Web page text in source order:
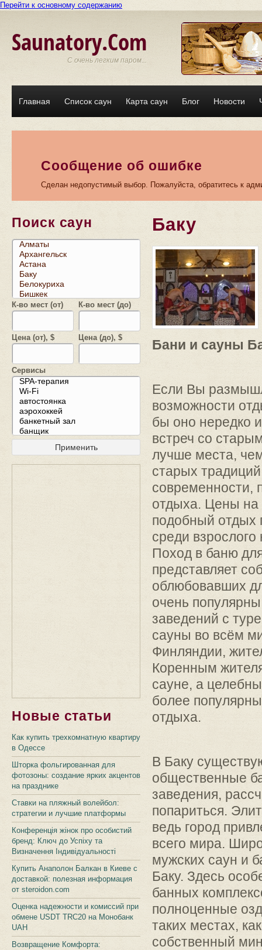
Перейти к основному содержанию
Saunatory.Com
С очень легким паром...
Главная Список саун Карта саун Блог Новости
Сообщение об ошибке
Сделан недопустимый выбор. Пожалуйста, обратитесь к
Поиск саун
К-во мест (от) К-во мест (до)
Цена (от), $ Цена (до), $
Сервисы
Новые статьи
Как купить трехкомнатную квартиру
в Одессе
Шторка фольгированная для
фотозоны: создание ярких акцентов
на празднике
Ставки на пляжный волейбол:
стратегии и лучшие платформы
Конференція жінок про особистий
бренд: Ключ до Успіху та
Визначення Індивідуальності
Купить Анаполон Балкан в Киеве с
доставкой: полезная информация
от steroidon.com
Оценка надежности и комиссий при
обмене USDT TRC20 на Монобанк
UAH
Возвращение Комфорта:
Баку
Бани и сауны
Если Вы
возможности
бы оно нередко
встреч со
лучше места,
старых
современности,
отдыха. Цены на
подобный отдых
среди
Поход в баню
представляет
облюбовавших
очень
заведений с
сауны во всём
Финляндии,
Коренным
сауне, а
более
отдыха.
В Баку
общественные
заведения,
попариться.
ведь город
всего мира.
мужских саун и
Баку. Здесь
банных
полноценные
таких местах,
собственный